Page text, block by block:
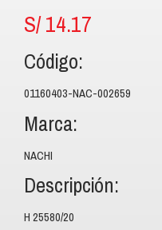
S/14.17
Código:
01160403-NAC-002659
Marca:
NACHI
Descripción:
H 25580/20